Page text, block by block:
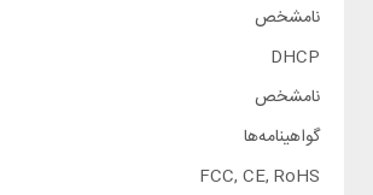
نامشخص
DHCP
نامشخص
گواهینامه‌ها
FCC, CE, RoHS